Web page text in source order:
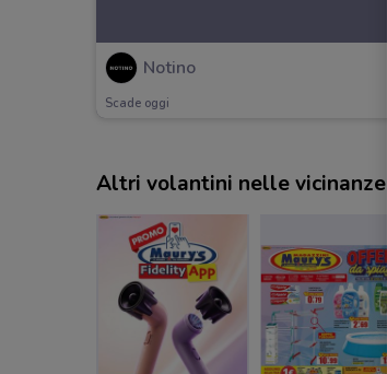
Notino
Scade oggi
Altri volantini nelle vicinanze